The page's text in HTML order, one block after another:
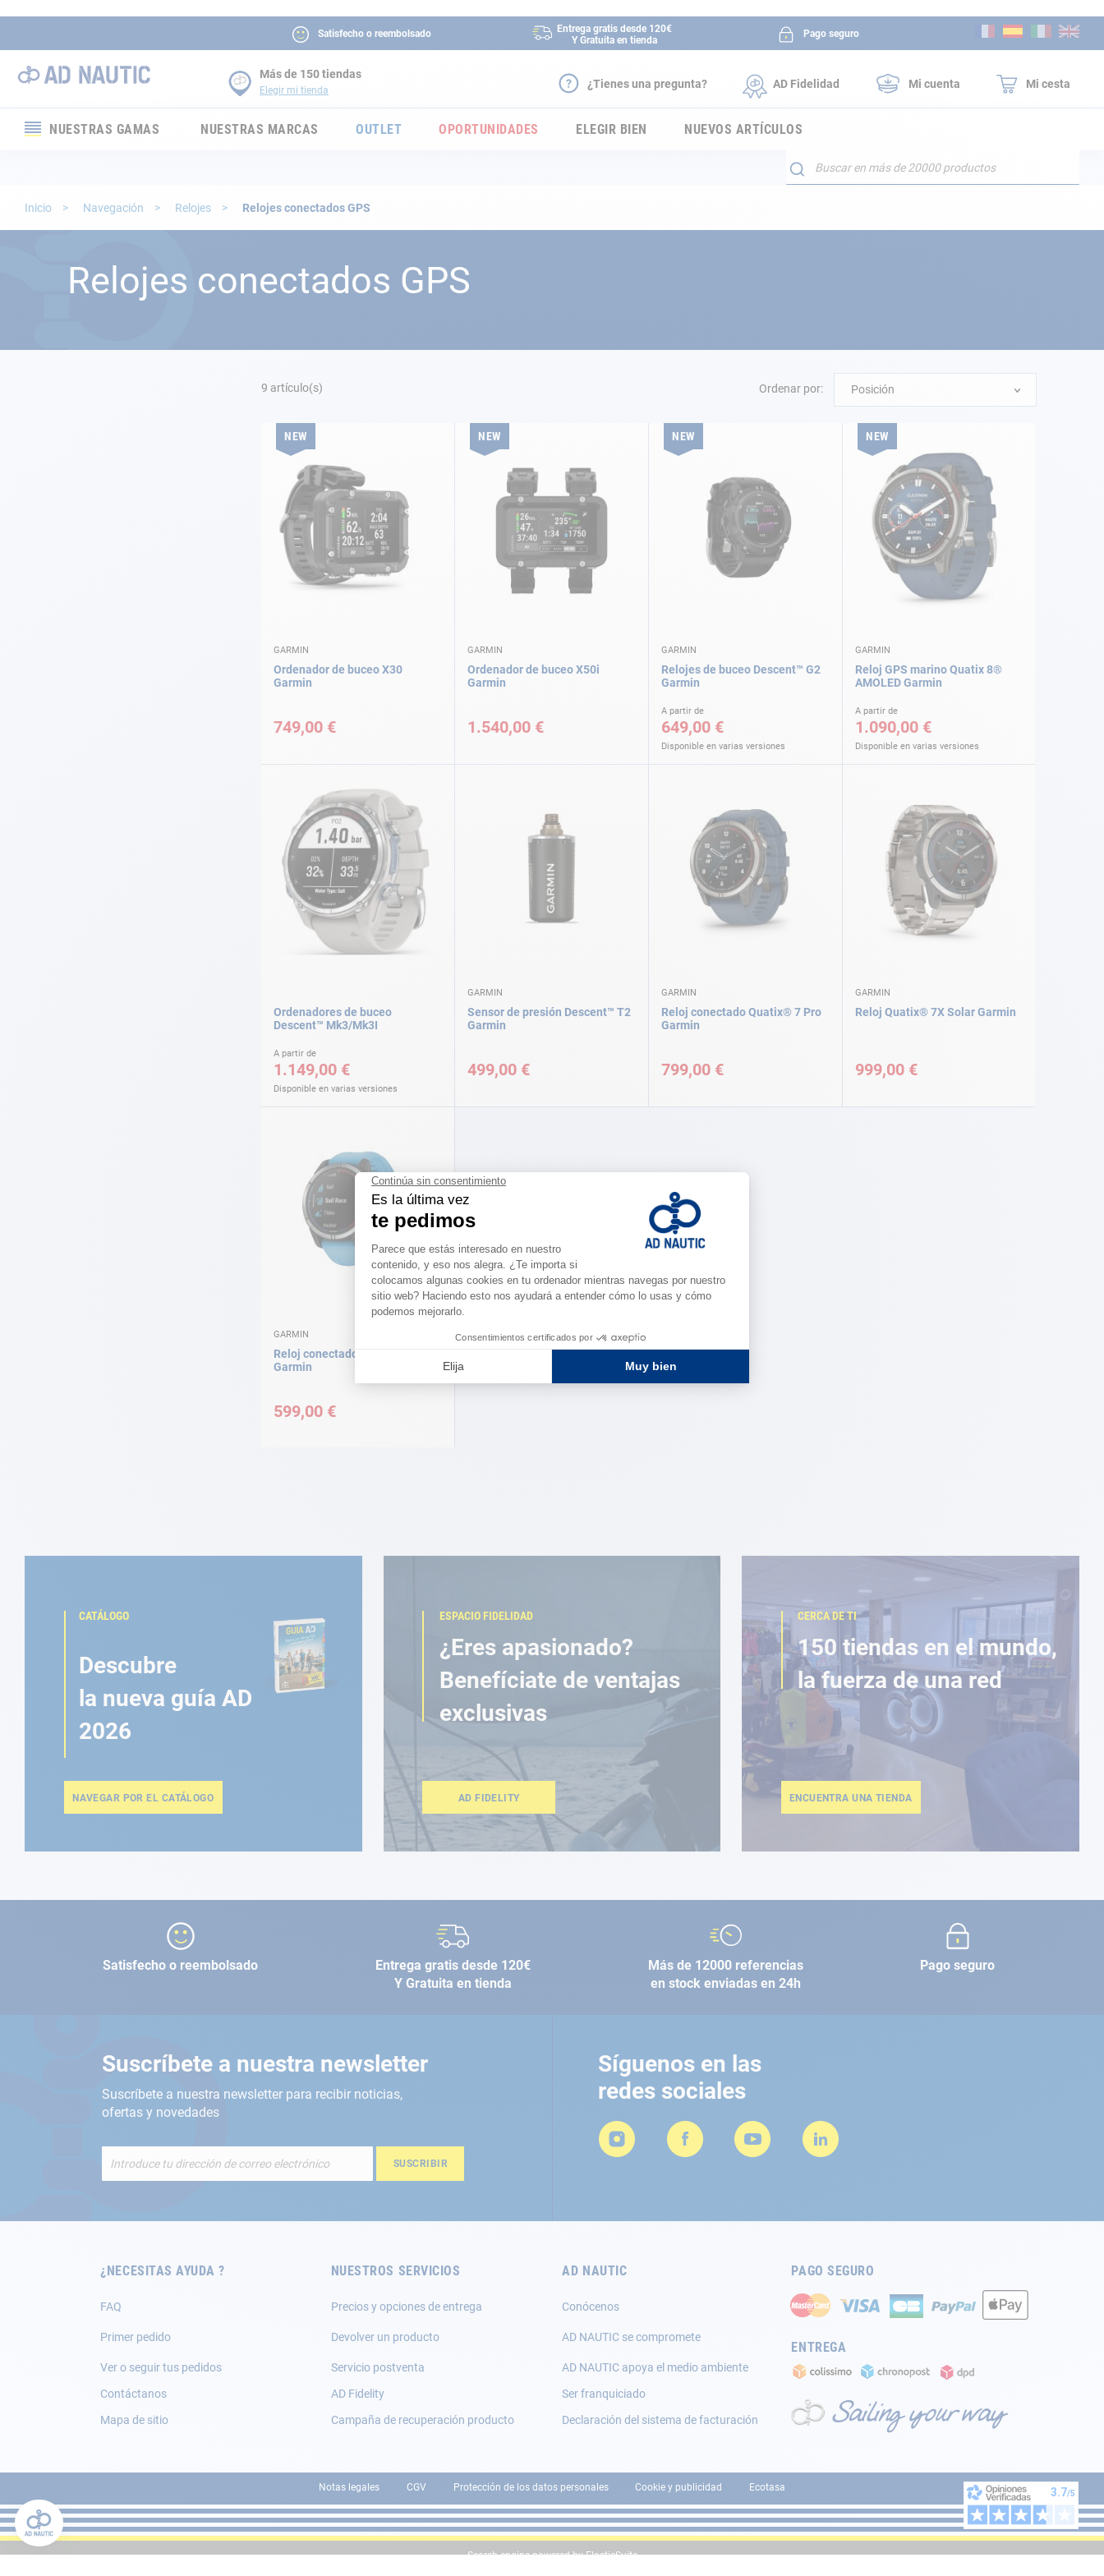
Satisfecho o reembolsado
Entrega gratis desde 120€
Y Gratuita en tienda
Pago seguro
Más de 150 tiendas
Elegir mi tienda ¿Tienes una pregunta? AD Fidelidad Mi cuenta Mi cesta
NUESTRAS GAMAS
Electricidad
Seguridad
NUESTRAS MARCAS OUTLET OPORTUNIDADES ELEGIR BIEN NUEVOS ARTÍCULOS
Buscar
Inicio Navegación Relojes Relojes conectados GPS
Relojes conectados GPS
9 artículo(s) Ordenar por: Posición
NEW
GARMIN
Ordenador de buceo X30
Garmin
749,00 €
NEW
GARMIN
Ordenador de buceo X50i
Garmin
1.540,00 €
NEW
GARMIN
Relojes de buceo Descent™ G2
Garmin
A partir de
649,00 €
Disponible en varias versiones
NEW
GARMIN
Reloj GPS marino Quatix 8®
AMOLED Garmin
A partir de
1.090,00 €
Disponible en varias versiones
Ordenadores de buceo
Descent™ Mk3/Mk3I
A partir de
1.149,00 €
Disponible en varias versiones
GARMIN
Sensor de presión Descent™ T2
Garmin
499,00 €
GARMIN
Reloj conectado Quatix® 7 Pro
Garmin
799,00 €
GARMIN
Reloj Quatix® 7X Solar Garmin
999,00 €
GARMIN
Reloj conectado Quatix® 7
Garmin
599,00 €
CATÁLOGO
Descubre
la nueva guía AD
2026
NAVEGAR POR EL CATÁLOGO
ESPACIO FIDELIDAD
¿Eres apasionado?
Benefíciate de ventajas
exclusivas
AD FIDELITY
CERCA DE TI
150 tiendas en el mundo,
la fuerza de una red
ENCUENTRA UNA TIENDA
Satisfecho o reembolsado
Entrega gratis desde 120€
Y Gratuita en tienda
Más de 12000 referencias
en stock enviadas en 24h
Pago seguro
Suscríbete a nuestra newsletter
Suscríbete a nuestra newsletter para recibir noticias,
ofertas y novedades
de
SUSCRIBIR
Síguenos en las
redes sociales
¿NECESITAS AYUDA ?
FAQ
Primer pedido
Ver o seguir tus pedidos
Contáctanos
Mapa de sitio
NUESTROS SERVICIOS
Precios y opciones de entrega
Devolver un producto
Servicio postventa
AD Fidelity
Campaña de recuperación producto
AD NAUTIC
Conócenos
AD NAUTIC se compromete
AD NAUTIC apoya el medio ambiente
Ser franquiciado
Declaración del sistema de facturación
PAGO SEGURO
ENTREGA
Notas legales CGV Protección de los datos personales Cookie y publicidad Ecotasa
Search engine powered byElasticSuite